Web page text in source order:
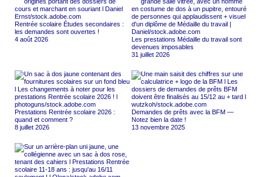
Rentrée scolaire Études secondaires :
les demandes sont ouvertes !
4 août 2026
Les prestations Médaille du travail sont
devenues imposables
31 juillet 2026
Prestations Rentrée scolaire 2026 :
quand et comment ?
8 juillet 2026
Demandes de prêts avec la BFM —
Notez bien la date !
13 novembre 2025